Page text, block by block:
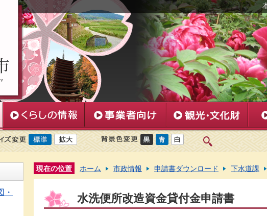
・
現在の位置 ホーム 市政情報 申請書ダウンロード 下水道課
水洗便所改造資金貸付金申請書